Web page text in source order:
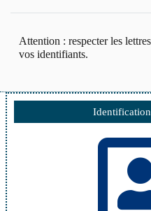
Attention : respecter les
vos identifiants.